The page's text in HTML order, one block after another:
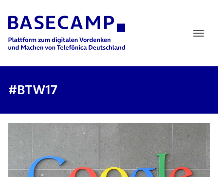
Main Navigation
#BTW17